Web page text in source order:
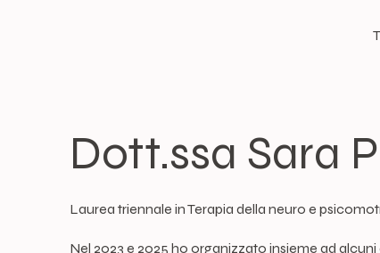
Dott.ssa Sara
Laurea triennale in Terapia della neuro e
Nel 2023 e 2025 ho organizzato insieme ad